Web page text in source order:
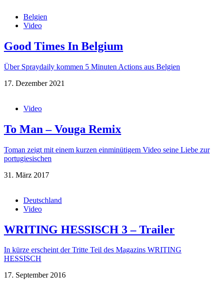
Belgien
Video
Good Times In Belgium
Über Spraydaily kommen 5 Minuten Actions aus Belgien
17. Dezember 2021
Video
To Man – Vouga Remix
Toman zeigt mit einem kurzen einminütigem Video seine Liebe zur
portugiesischen
31. März 2017
Deutschland
Video
WRITING HESSISCH 3 – Trailer
In kürze erscheint der Tritte Teil des Magazins WRITING
HESSISCH
17. September 2016